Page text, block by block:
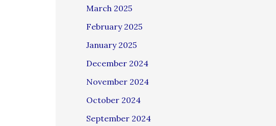
March 2025
February 2025
January 2025
December 2024
November 2024
October 2024
September 2024